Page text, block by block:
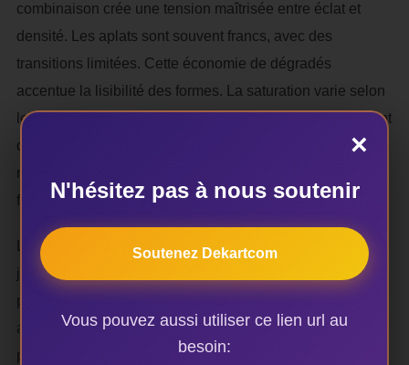
combinaison crée une tension maîtrisée entre éclat et
densité. Les aplats sont souvent francs, avec des
transitions limitées. Cette économie de dégradés
accentue la lisibilité des formes. La saturation varie selon
les plans : les vêtements et certains arrière-plans adoptent
des intensités marquées, tandis que les visages et les
mains sont traités dans des registres plus tempérés,
favorisant la hiérarchie perceptive.
Le bleu dialogue fréquemment avec des ocres et des
jaunes. Ce contraste chaud/froid dynamise la surface
picturale. Les rouges et les verts interviennent comme
accents secondaires, orientant le regard vers des zones
précises (motifs textiles, symboles, accessoires). La
×
N'hésitez pas à nous soutenir
Soutenez Dekartcom
Vous pouvez aussi utiliser ce lien url au
besoin: